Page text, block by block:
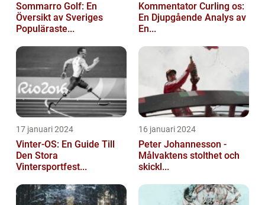
Sommarro Golf: En
Översikt av Sveriges
Populäraste...
Kommentator Curling os:
En Djupgående Analys av
En...
17 januari 2024
Vinter-OS: En Guide Till
Den Stora
Vintersportfest...
16 januari 2024
Peter Johannesson -
Målvaktens stolthet och
skickl...